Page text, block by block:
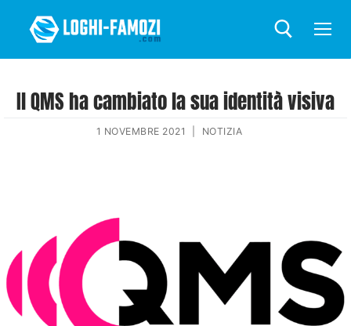
Il QMS ha cambiato la sua identità visiva
1 NOVEMBRE 2021 NOTIZIA